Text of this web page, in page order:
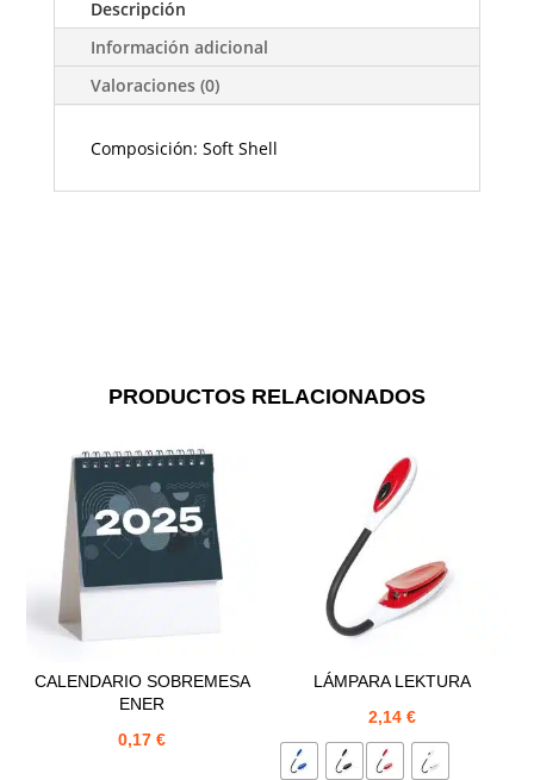
Descripción
Información adicional
Valoraciones (0)
Composición: Soft Shell
PRODUCTOS RELACIONADOS
CALENDARIO SOBREMESA
ENER
0,17€
LÁMPARA LEKTURA
2,14 €